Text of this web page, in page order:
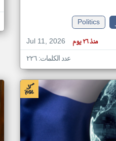
Politics
Jul 11, 2026
منذ ٢٦ يوم
عدد الكلمات: ٢٢٦